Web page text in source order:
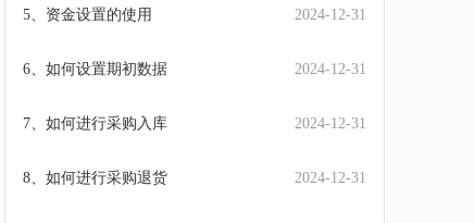
5、资金设置的使用 2024-12-31
6、如何设置期初数据 2024-12-31
7、如何进行采购入库 2024-12-31
8、如何进行采购退货 2024-12-31